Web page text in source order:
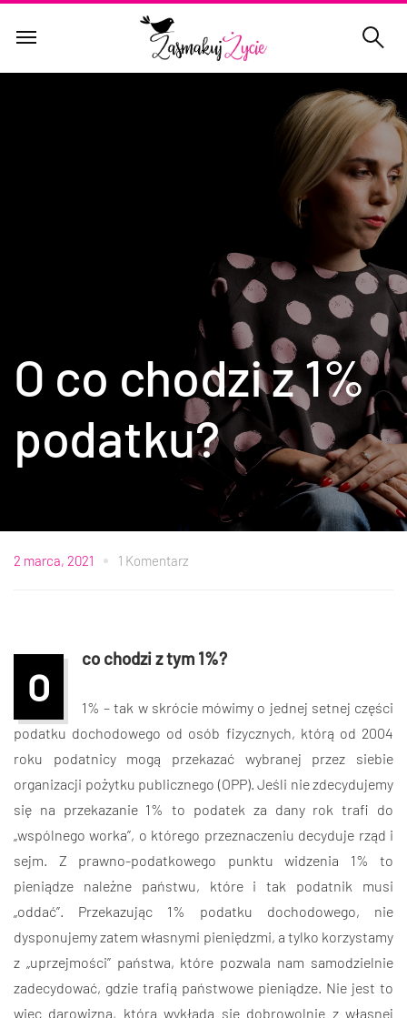
O co chodzi z 1%
podatku?
2 marca, 2021 1 Komentarz
O
co chodzi z tym 1%?
1% – tak w skrócie mówimy o jednej setnej części
podatku dochodowego od osób fizycznych, którą od 2004
roku podatnicy mogą przekazać wybranej przez siebie
organizacji pożytku publicznego (OPP). Jeśli nie zdecydujemy
się na przekazanie 1% to podatek za dany rok trafi do
„wspólnego worka”, o którego przeznaczeniu decyduje rząd i
sejm. Z prawno-podatkowego punktu widzenia 1% to
pieniądze należne państwu, które i tak podatnik musi
„oddać”. Przekazując 1% podatku dochodowego, nie
dysponujemy zatem własnymi pieniędzmi, a tylko korzystamy
z „uprzejmości” państwa, które pozwala nam samodzielnie
zadecydować, gdzie trafią państwowe pieniądze. Nie jest to
więc darowizna, którą wykłada się dobrowolnie z własnej